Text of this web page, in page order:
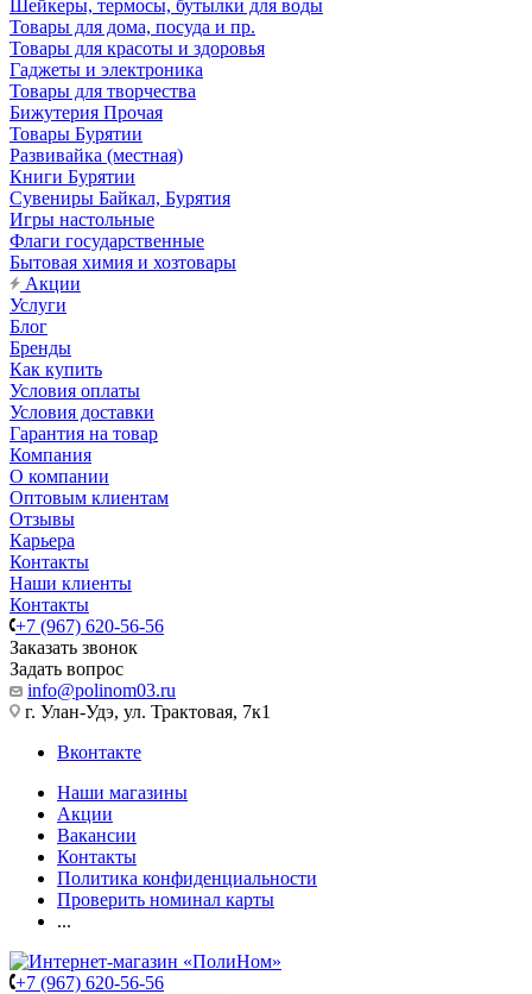
Шейкеры, термосы, бутылки для воды
Товары для дома, посуда и пр.
Товары для красоты и здоровья
Гаджеты и электроника
Товары для творчества
Бижутерия Прочая
Товары Бурятии
Развивайка (местная)
Книги Бурятии
Сувениры Байкал, Бурятия
Игры настольные
Флаги государственные
Бытовая химия и хозтовары
Акции
Услуги
Блог
Бренды
Как купить
Условия оплаты
Условия доставки
Гарантия на товар
Компания
О компании
Оптовым клиентам
Отзывы
Карьера
Контакты
Наши клиенты
Контакты
+7 (967) 620-56-56
Заказать звонок
Задать вопрос
info@polinom03.ru
г. Улан-Удэ, ул. Трактовая, 7к1
Вконтакте
Наши магазины
Акции
Вакансии
Контакты
Политика конфиденциальности
Проверить номинал карты
...
+7 (967) 620-56-56